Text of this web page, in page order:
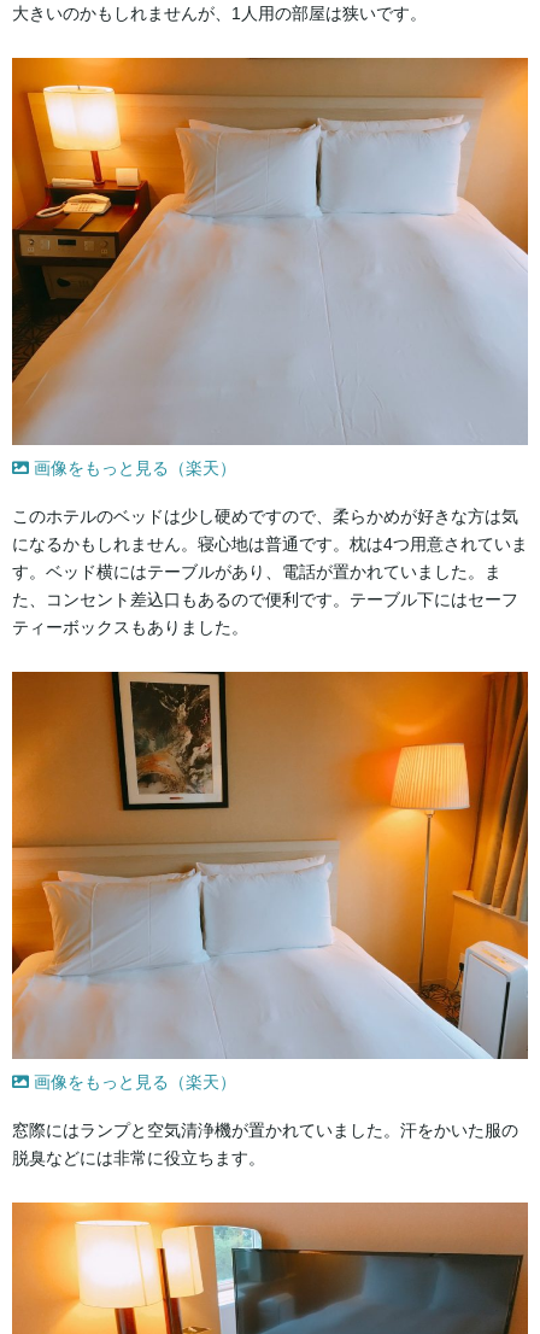
大きいのかもしれませんが、1人用の部屋は狭いです。
画像をもっと見る（楽天）
このホテルのベッドは少し硬めですので、柔らかめが好きな方は気
になるかもしれません。寝心地は普通です。枕は4つ用意されていま
す。ベッド横にはテーブルがあり、電話が置かれていました。ま
た、コンセント差込口もあるので便利です。テーブル下にはセーフ
ティーボックスもありました。
画像をもっと見る（楽天）
窓際にはランプと空気清浄機が置かれていました。汗をかいた服の
脱臭などには非常に役立ちます。